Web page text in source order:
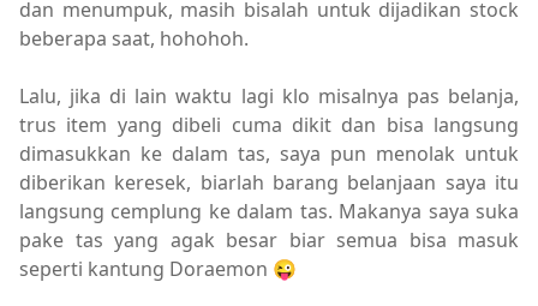
dan menumpuk, masih bisalah untuk dijadikan stock
beberapa saat, hohohoh.
Lalu, jika di lain waktu lagi klo misalnya pas belanja,
trus item yang dibeli cuma dikit dan bisa langsung
dimasukkan ke dalam tas, saya pun menolak untuk
diberikan keresek, biarlah barang belanjaan saya itu
langsung cemplung ke dalam tas. Makanya saya suka
pake tas yang agak besar biar semua bisa masuk
seperti kantung Doraemon 😜